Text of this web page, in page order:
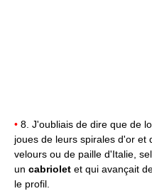
• 8. J'oubliais de dire que de
joues de leurs spirales d'or et
velours ou de paille d'Italie,
un cabriolet et qui avançait
le profil.